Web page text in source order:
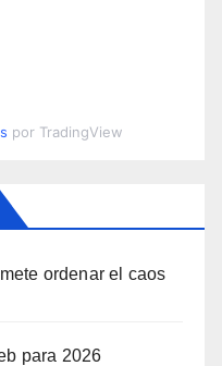
por TradingView
ordenar el caos
para 2026